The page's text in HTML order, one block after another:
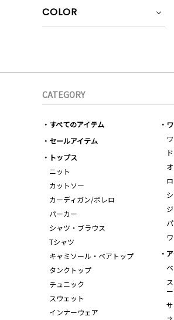
COLOR
CATEGORY
すべてのアイテム
セールアイテム
トップス
ニット
カットソー
カーディガン/ボレロ
パーカー
シャツ・ブラウス
Tシャツ
キャミソール・ベアトップ
タンクトップ
チュニック
スウェット
インナーウェア